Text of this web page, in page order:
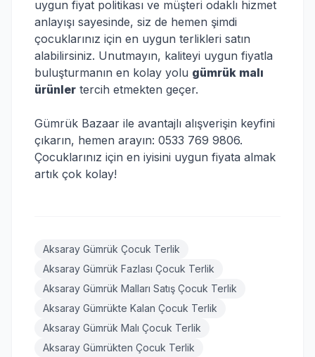
uygun fiyat politikası ve müşteri odaklı hizmet
anlayışı sayesinde, siz de hemen şimdi
çocuklarınız için en uygun terlikleri satın
alabilirsiniz. Unutmayın, kaliteyi uygun fiyatla
buluşturmanın en kolay yolu gümrük malı
ürünler tercih etmekten geçer.
Gümrük Bazaar ile avantajlı alışverişin keyfini
çıkarın, hemen arayın: 0533 769 9806.
Çocuklarınız için en iyisini uygun fiyata almak
artık çok kolay!
Aksaray Gümrük Çocuk Terlik
Aksaray Gümrük Fazlası Çocuk Terlik
Aksaray Gümrük Malları Satış Çocuk Terlik
Aksaray Gümrükte Kalan Çocuk Terlik
Aksaray Gümrük Malı Çocuk Terlik
Aksaray Gümrükten Çocuk Terlik